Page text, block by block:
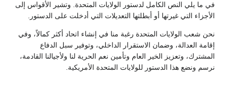
في ما يلي النص الكامل لدستور الولايات المتحدة. وتشير الأقواس إلى
الأجزاء التي غيرتها أو أبطلتها التعديلات التي أدخلت على الدستور.
نحن شعب الولايات المتحدة رغبة منا في إنشاء اتحاد أكثر كمالاً، وفي
إقامة العدالة، وضمان الاستقرار الداخلي، وتوفير سبل الدفاع
المشترك، وتعزيز الخير العام وتأمين نعم الحرية لنا ولأجيالنا القادمة،
نرسم ونضع هذا الدستور للولايات المتحدة الأمريكية.